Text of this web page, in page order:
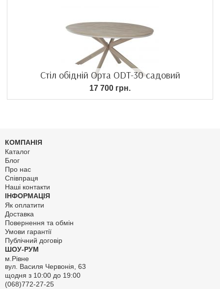
Стіл обідній Орта ODT-30 садовий
17 700 грн.
КОМПАНІЯ
Каталог
Блог
Про нас
Співпраця
Наші контакти
ІНФОРМАЦІЯ
Як оплатити
Доставка
Повернення та обмін
Умови гарантії
Публічний договір
ШОУ-РУМ
м.Рівне
вул. Василя Червонія, 63
щодня з 10:00 до 19:00
(068)772-27-25